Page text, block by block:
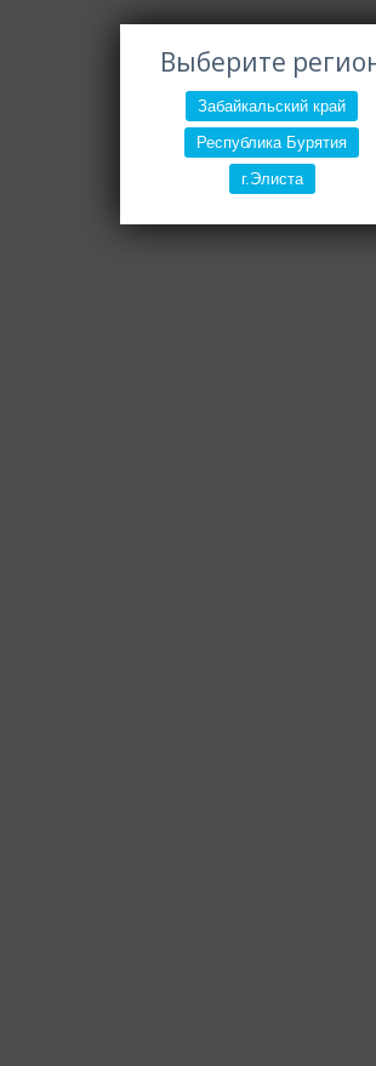
Выберите
Забайкальский край
Республика Бурятия
г.Элиста